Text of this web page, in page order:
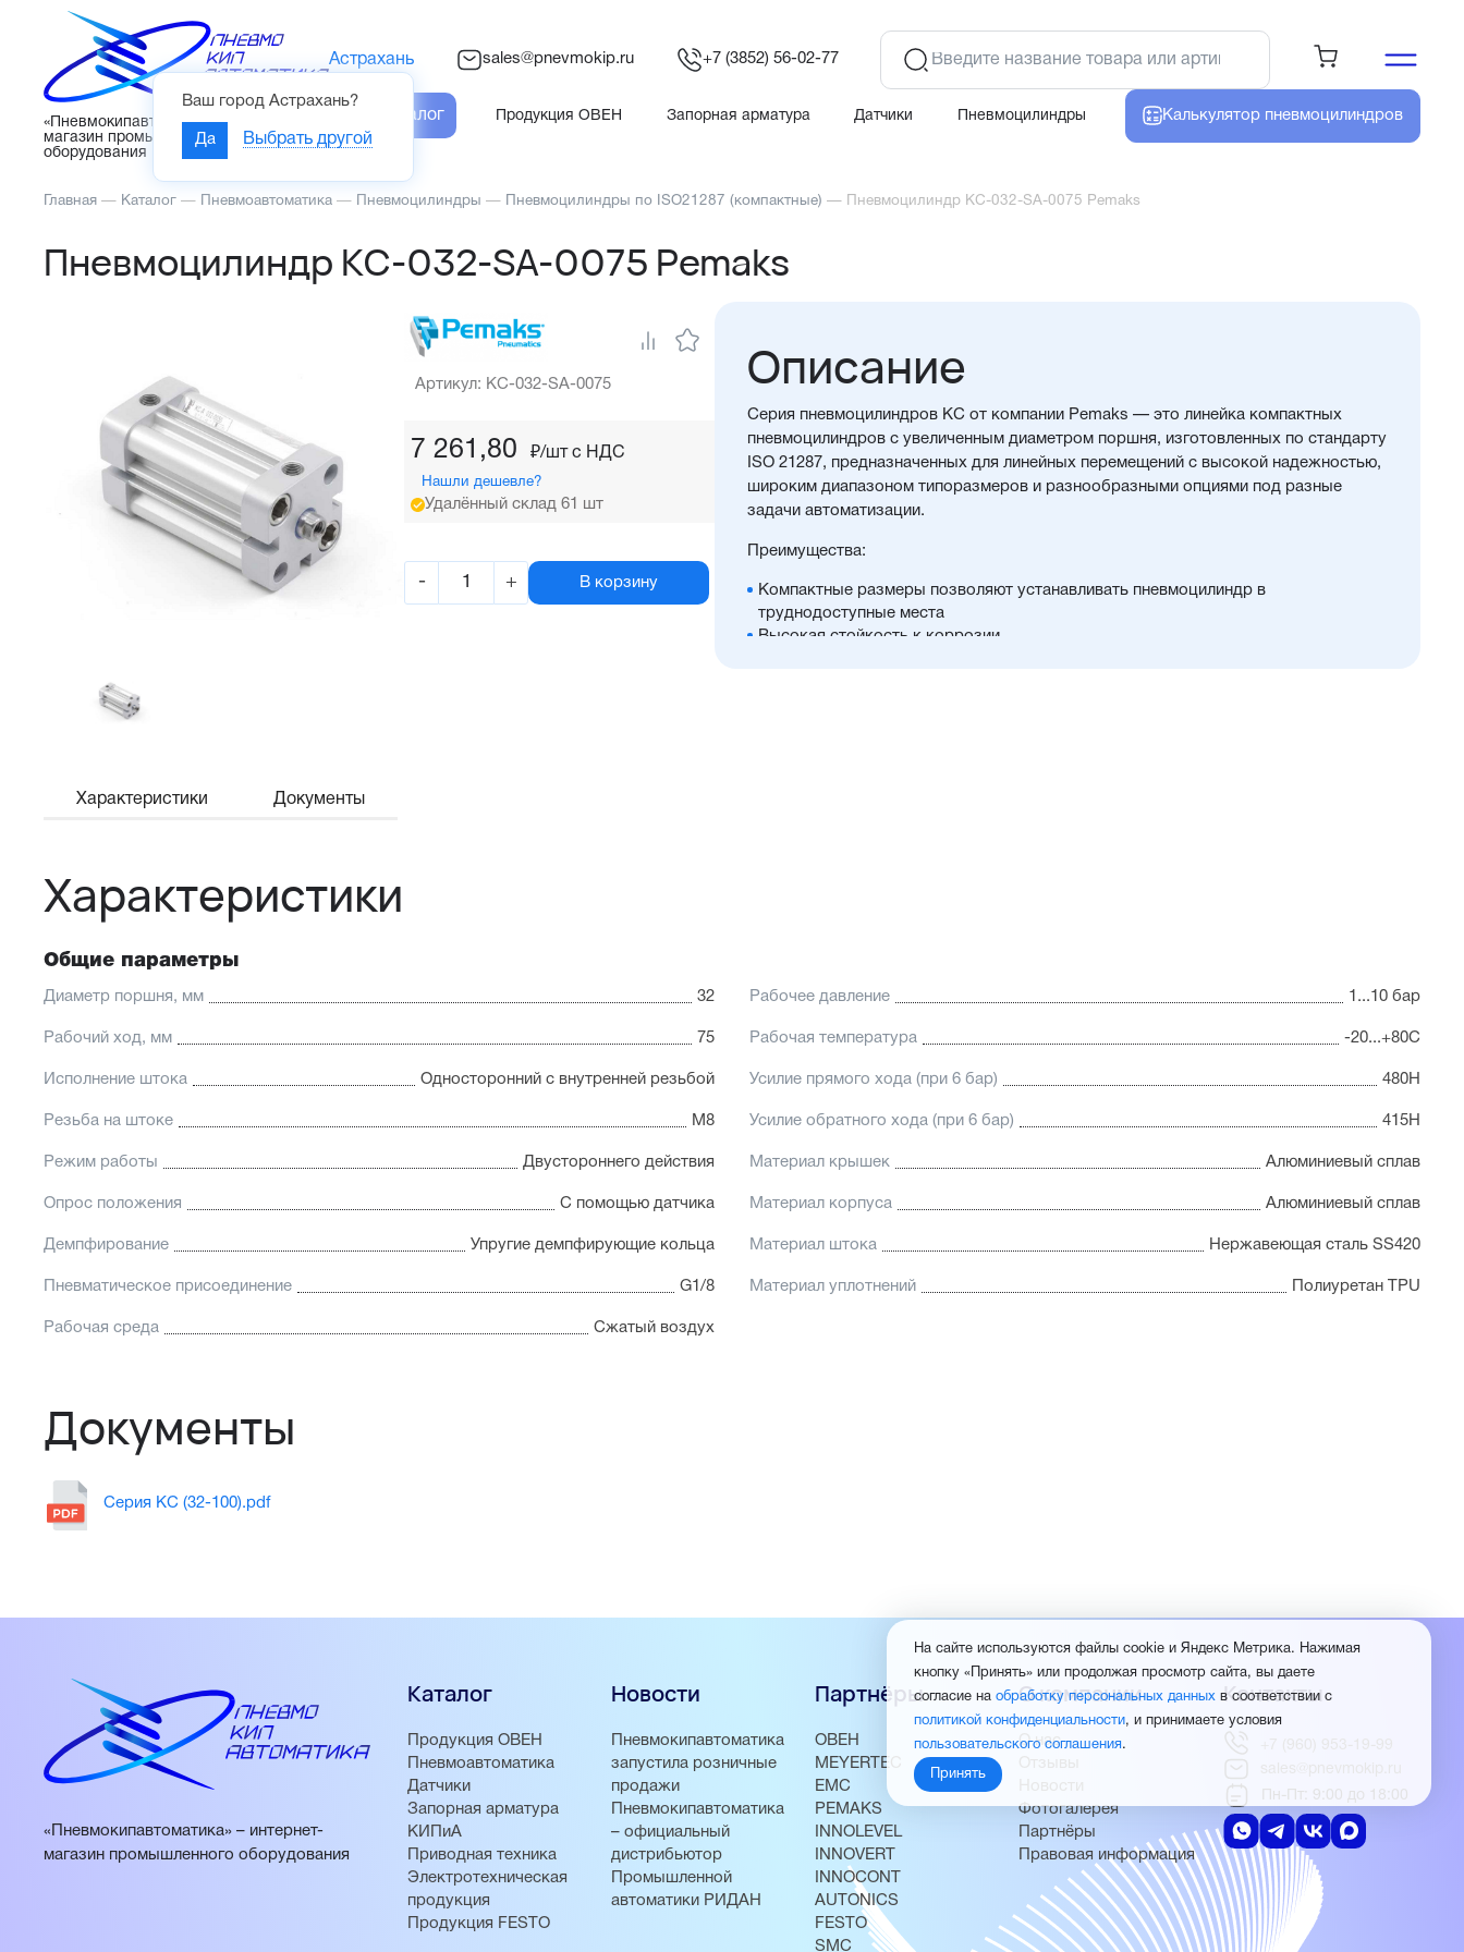
«Пневмокипавтоматика» – интернет-
магазин промышленного
оборудования
Астрахань
Ваш город Астрахань?
Да Выбрать другой
sales@pnevmokip.ru +7 (3852) 56-02-77
Каталог Продукция ОВЕН Запорная арматура Датчики Пневмоцилиндры Калькулятор пневмоцилиндров
Главная — Каталог — Пневмоавтоматика — Пневмоцилиндры — Пневмоцилиндры по ISO21287 (компактные) — Пневмоцилиндр KC-032-SA-0075 Pemaks
Пневмоцилиндр KC-032-SA-0075 Pemaks
Артикул: KC-032-SA-0075
7 261,80 ₽/шт c НДС
Нашли дешевле?
Удалённый склад 61 шт
- + В корзину
Описание
Серия пневмоцилиндров KC от компании Pemaks — это линейка компактных
пневмоцилиндров с увеличенным диаметром поршня, изготовленных по стандарту
ISO 21287, предназначенных для линейных перемещений с высокой надежностью,
широким диапазоном типоразмеров и разнообразными опциями под разные
задачи автоматизации.
Преимущества:
Компактные размеры позволяют устанавливать пневмоцилиндр в
труднодоступные места
Высокая стойкость к коррозии
Характеристики Документы
Характеристики
Общие параметры
Диаметр поршня, мм 32 Рабочее давление 1...10 бар
Рабочий ход, мм 75 Рабочая температура -20...+80С
Исполнение штока Односторонний с внутренней резьбой Усилие прямого хода (при 6 бар) 480Н
Резьба на штоке М8 Усилие обратного хода (при 6 бар) 415Н
Режим работы Двустороннего действия Материал крышек Алюминиевый сплав
Опрос положения С помощью датчика Материал корпуса Алюминиевый сплав
Демпфирование Упругие демпфирующие кольца Материал штока Нержавеющая сталь SS420
Пневматическое присоединение G1/8 Материал уплотнений Полиуретан TPU
Рабочая среда Сжатый воздух
Документы
Серия KC (32-100).pdf
«Пневмокипавтоматика» – интернет-
магазин промышленного оборудования
Каталог
Продукция ОВЕН
Пневмоавтоматика
Датчики
Запорная арматура
КИПиА
Приводная техника
Электротехническая
продукция
Продукция FESTO
Новости
Пневмокипавтоматика
запустила розничные
продажи
Пневмокипавтоматика
– официальный
дистрибьютор
Промышленной
автоматики РИДАН
Партнёры
ОВЕН
MEYERTEC
EMC
PEMAKS
INNOLEVEL
INNOVERT
INNOCONT
AUTONICS
FESTO
SMC
О компании
О нас
Отзывы
Новости
Фотогалерея
Партнёры
Правовая информация
Контакты
+7 (960) 953-19-99
sales@pnevmokip.ru
Пн-Пт: 9:00 до 18:00
На сайте используются файлы cookie и Яндекс Метрика. Нажимая
кнопку «Принять» или продолжая просмотр сайта, вы даете
согласие на обработку персональных данных в соответствии с
политикой конфиденциальности, и принимаете условия
пользовательского соглашения.
Принять